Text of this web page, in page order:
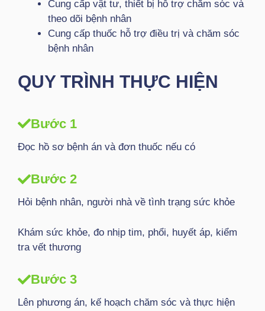
Cung cấp vật tư, thiết bị hỗ trợ chăm sóc và
theo dõi bệnh nhân
Cung cấp thuốc hỗ trợ điều trị và chăm sóc
bệnh nhân
QUY TRÌNH THỰC HIỆN
Bước 1
Đọc hồ sơ bệnh án và đơn thuốc nếu có
Bước 2
Hỏi bệnh nhân, người nhà về tình trạng sức khỏe
Khám sức khỏe, đo nhịp tim, phổi, huyết áp, kiểm
tra vết thương
Bước 3
Lên phương án, kế hoạch chăm sóc và thực hiện